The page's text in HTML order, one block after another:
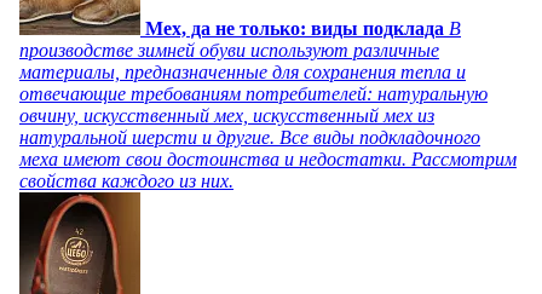
Мех, да не только: виды подклада В
производстве зимней обуви используют различные
материалы, предназначенные для сохранения тепла и
отвечающие требованиям потребителей: натуральную
овчину, искусственный мех, искусственный мех из
натуральной шерсти и другие. Все виды подкладочного
меха имеют свои достоинства и недостатки. Рассмотрим
свойства каждого из них.